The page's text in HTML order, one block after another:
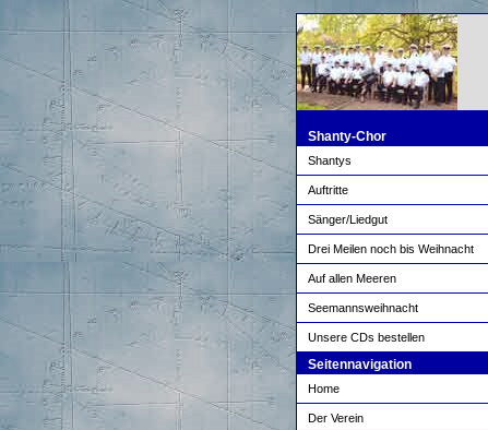
Shanty-Chor
Shantys
Auftritte
Sänger/Liedgut
Drei Meilen noch bis Weihnacht
Auf allen Meeren
Seemannsweihnacht
Unsere CDs bestellen
Seitennavigation
Home
Der Verein